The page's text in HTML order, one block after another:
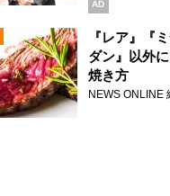
『レア』『
ダン』以外
焼き方
NEWS ONLINE